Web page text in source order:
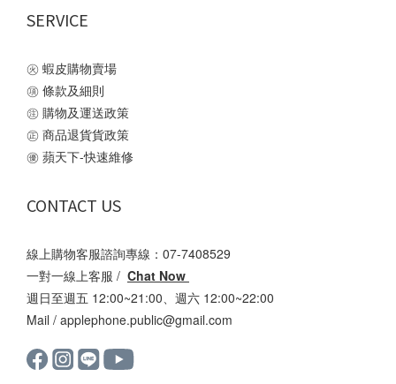
SERVICE
㊋ 蝦皮購物賣場
㊠ 條款及細則
㊟ 購物及運送政策
㊣ 商品退貨貨政策
㊝ 蘋天下-快速維修
CONTACT US
線上購物客服諮詢專線：07-7408529
一對一線上客服 / Chat Now
週日至週五 12:00~21:00、週六 12:00~22:00
Mail / applephone.public@gmail.com